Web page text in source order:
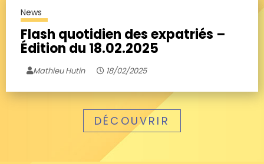
News
Flash quotidien des expatriés –
Édition du 18.02.2025
Mathieu Hutin 18/02/2025
DÉCOUVRIR